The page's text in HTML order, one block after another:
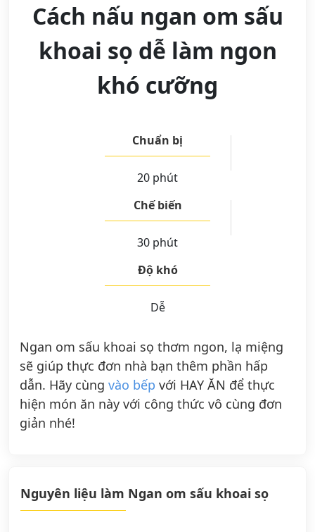
Cách nấu ngan om sấu
khoai sọ dễ làm ngon
khó cưỡng
Chuẩn bị
20 phút
Chế biến
30 phút
Độ khó
Dễ
Ngan om sấu khoai sọ thơm ngon, lạ miệng
sẽ giúp thực đơn nhà bạn thêm phần hấp
dẫn. Hãy cùng vào bếp với HAY ĂN để thực
hiện món ăn này với công thức vô cùng đơn
giản nhé!
Nguyên liệu làm Ngan om sấu khoai sọ